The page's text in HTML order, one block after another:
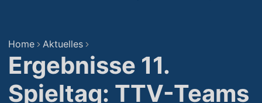
Home Aktuelles
Ergebnisse 11.
Spieltag: TTV-Teams